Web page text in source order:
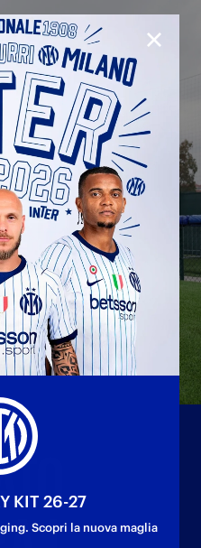
KIT 26-27
Scopri la nuova maglia